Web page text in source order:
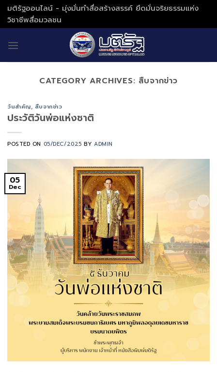
Skip
to
content
มติรัฐออนไลน์ - มุ่งมั่นทำสื่อสร้างสรรค์ ยึดมั่นจริยธรรมแห่ง
วิชาชีพสื่อมวลชน
CATEGORY ARCHIVES: สืบจากข่าว
วันสำคัญ, สืบจากข่าว
ประวัติวันพ่อแห่งชาติ
POSTED ON 05/DEC/2025 BYADMIN
05
Dec